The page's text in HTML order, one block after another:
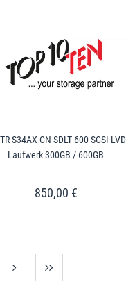
S34AX-CN SDLT 600 SCSI LVD
Laufwerk 300GB / 600GB
850,00 €